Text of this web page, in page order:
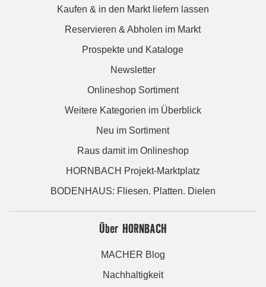
Kaufen & in den Markt liefern lassen
Reservieren & Abholen im Markt
Prospekte und Kataloge
Newsletter
Onlineshop Sortiment
Weitere Kategorien im Überblick
Neu im Sortiment
Raus damit im Onlineshop
HORNBACH Projekt-Marktplatz
BODENHAUS: Fliesen. Platten. Dielen
Über HORNBACH
MACHER Blog
Nachhaltigkeit